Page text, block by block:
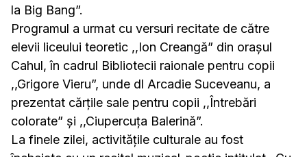
la Big Bang”.
Programul a urmat cu versuri recitate de către
elevii liceului teoretic ,,Ion Creangă” din orașul
Cahul, în cadrul Bibliotecii raionale pentru copii
,,Grigore Vieru”, unde dl Arcadie Suceveanu, a
prezentat cărțile sale pentru copii ,,Întrebări
colorate” și ,,Ciupercuța Balerină”.
La finele zilei, activitățile culturale au fost